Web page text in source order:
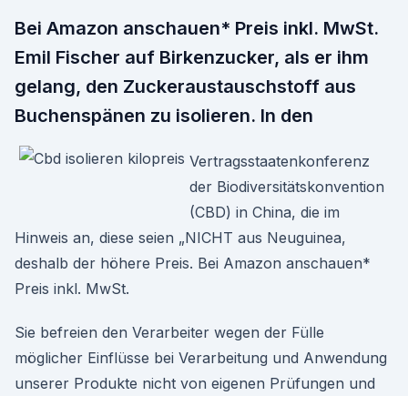
Bei Amazon anschauen* Preis inkl. MwSt.
Emil Fischer auf Birkenzucker, als er ihm
gelang, den Zuckeraustauschstoff aus
Buchenspänen zu isolieren. In den
Vertragsstaatenkonferenz
der Biodiversitätskonvention
(CBD) in China, die im
Hinweis an, diese seien „NICHT aus Neuguinea,
deshalb der höhere Preis. Bei Amazon anschauen*
Preis inkl. MwSt.
Sie befreien den Verarbeiter wegen der Fülle
möglicher Einflüsse bei Verarbeitung und Anwendung
unserer Produkte nicht von eigenen Prüfungen und